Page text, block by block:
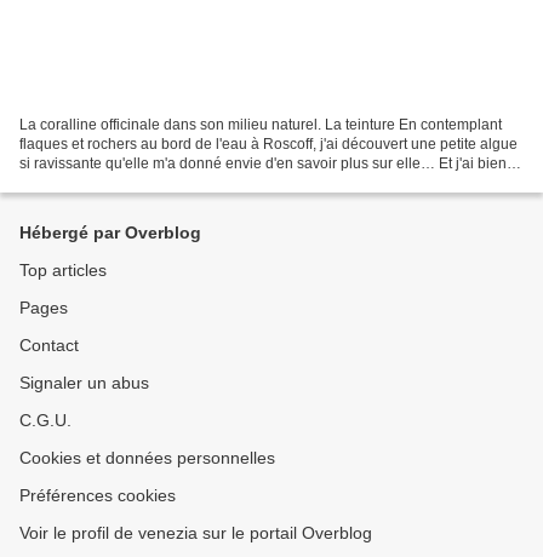
La coralline officinale dans son milieu naturel. La teinture En contemplant
flaques et rochers au bord de l'eau à Roscoff, j'ai découvert une petite algue
si ravissante qu'elle m'a donné envie d'en savoir plus sur elle… Et j'ai bien
Hébergé par Overblog
Top articles
Pages
Contact
Signaler un abus
C.G.U.
Cookies et données personnelles
Préférences cookies
Voir le profil de venezia sur le portail Overblog